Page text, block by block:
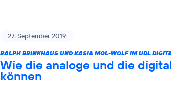
27. September 2019
RALPH BRINKHAUS UND KASIA MOL-WOLF IM UDL
Wie die analoge und die
können